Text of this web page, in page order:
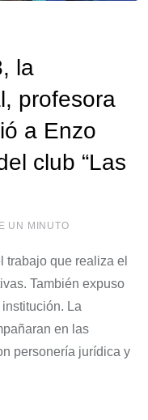
la
profesora
a Enzo
club “Las
UN MINUTO
trabajo que realiza el
También expuso
La
en las
personería jurídica y